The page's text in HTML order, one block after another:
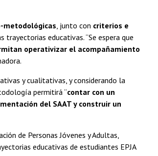
metodológicas , junto con criterios e
educativas. “Se espera que
operativizar el acompañamiento
y cualitativas, y considerando la
permitirá “contar con un
del SAAT y construir un
de Personas Jóvenes y Adultas,
educativas de estudiantes EPJA